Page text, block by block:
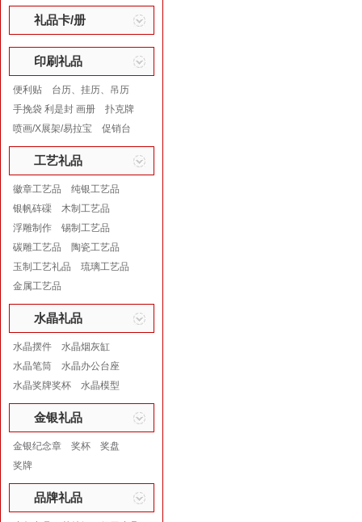
礼品卡/册
印刷礼品
便利贴
台历、挂历、吊历
手挽袋 利是封 画册
扑克牌
喷画/X展架/易拉宝
促销台
工艺礼品
徽章工艺品
纯银工艺品
银帆砗磲
木制工艺品
浮雕制作
锡制工艺品
碳雕工艺品
陶瓷工艺品
玉制工艺礼品
琉璃工艺品
金属工艺品
水晶礼品
水晶摆件
水晶烟灰缸
水晶笔筒
水晶办公台座
水晶奖牌奖杯
水晶模型
金银礼品
金银纪念章 奖杯
奖盘
奖牌
品牌礼品